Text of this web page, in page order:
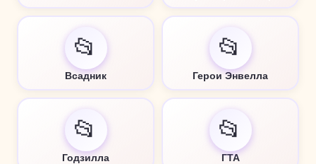
📂
Всадник
📂
Герои Энвелла
📂
Годзилла
📂
ГТА